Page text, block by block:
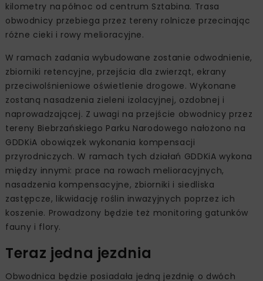
kilometry na północ od centrum Sztabina. Trasa
obwodnicy przebiega przez tereny rolnicze przecinając
różne cieki i rowy melioracyjne.
W ramach zadania wybudowane zostanie odwodnienie,
zbiorniki retencyjne, przejścia dla zwierząt, ekrany
przeciwolśnieniowe oświetlenie drogowe. Wykonane
zostaną nasadzenia zieleni izolacyjnej, ozdobnej i
naprowadzającej. Z uwagi na przejście obwodnicy przez
tereny Biebrzańskiego Parku Narodowego nałożono na
GDDKiA obowiązek wykonania kompensacji
przyrodniczych. W ramach tych działań GDDKiA wykona
między innymi: prace na rowach melioracyjnych,
nasadzenia kompensacyjne, zbiorniki i siedliska
zastępcze, likwidację roślin inwazyjnych poprzez ich
koszenie. Prowadzony będzie też monitoring gatunków
fauny i flory.
Teraz jedna jezdnia
Obwodnica będzie posiadała jedną jezdnię o dwóch